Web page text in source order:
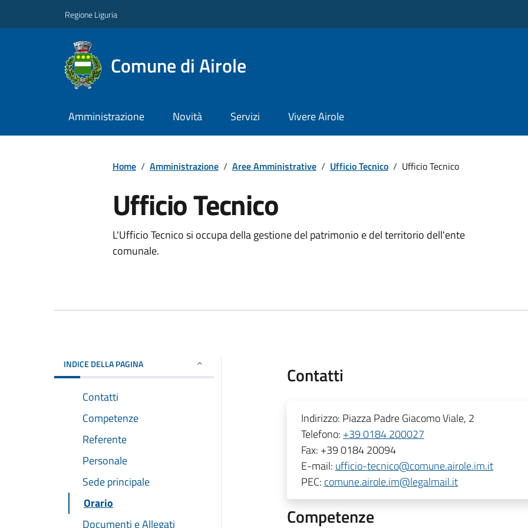
Regione Liguria
Comune di Airole
Amministrazione Novità Servizi Vivere Airole
Home / Amministrazione / Aree Amministrative / Ufficio Tecnico / Ufficio Tecnico
Ufficio Tecnico
L'Ufficio Tecnico si occupa della gestione del patrimonio e del territorio dell'ente
comunale.
INDICE DELLA PAGINA
Contatti
Competenze
Referente
Personale
Sede principale
Orario
Documenti e Allegati
Contatti
Indirizzo: Piazza Padre Giacomo Viale, 2
Telefono: +39 0184 200027
Fax: +39 0184 20094
E-mail: ufficio-tecnico@comune.airole.im.it
PEC: comune.airole.im@legalmail.it
Competenze